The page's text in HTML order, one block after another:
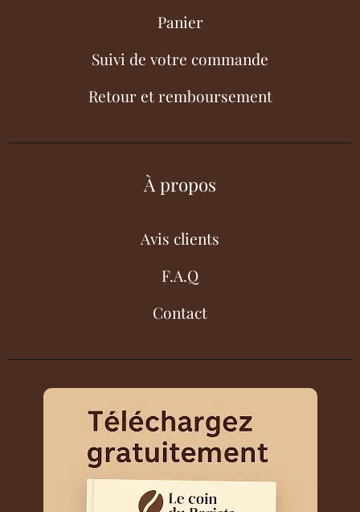
Panier
Suivi de votre commande
Retour et remboursement
À propos
Avis clients
F.A.Q
Contact